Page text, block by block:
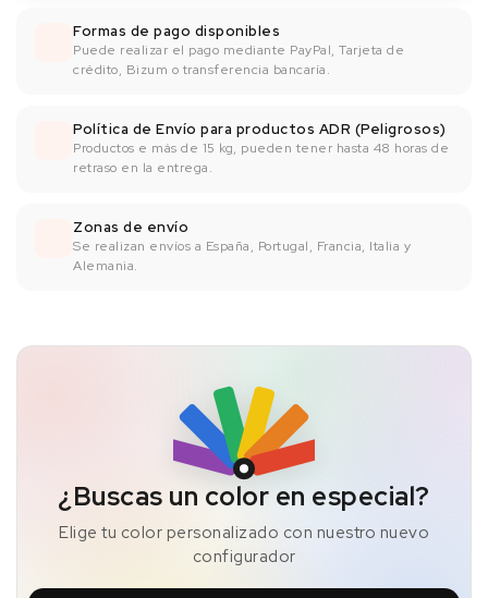
Formas de pago disponibles
Puede realizar el pago mediante PayPal, Tarjeta de
crédito, Bizum o transferencia bancaría.
Política de Envío para productos ADR (Peligrosos)
Productos e más de 15 kg, pueden tener hasta 48 horas de
retraso en la entrega.
Zonas de envío
Se realizan envíos a España, Portugal, Francia, Italia y
Alemania.
¿Buscas un color en especial?
Elige tu color personalizado con nuestro nuevo
configurador